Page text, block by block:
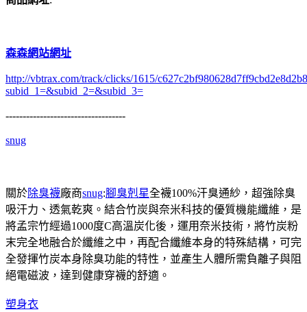
森森網站網址
http://vbtrax.com/track/clicks/1615/
subid_1=&subid_2=&subid_3=
-----------------------------------
snug
關於除臭襪廠商snug:腳臭剋星全襪100%汗臭通紗，超強除臭
吸汗力、透氣乾爽。結合竹炭與奈米科技的優質機能纖維，是
將孟宗竹經過1000度C高溫炭化後，運用奈米技術，將竹炭粉
末完全地融合於纖維之中，再配合纖維本身的特殊結構，可完
全發揮竹炭本身除臭功能的特性，並產生人體所需負離子與阻
絕電磁波，達到健康穿襪的舒適。
塑身衣